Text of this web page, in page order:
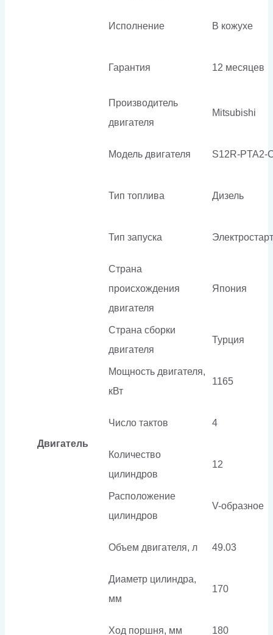
Исполнение В кожухе
Гарантия 12 месяцев
Двигатель
Производитель
двигателя
Mitsubishi
Модель двигателя S12R-PTA2-
Тип топлива Дизель
Тип запуска
Страна
происхождения
двигателя
Япония
Страна сборки
двигателя
Турция
Мощность двигателя,
кВт
1165
Число тактов 4
Количество
цилиндров
12
Расположение
цилиндров
V-образное
Объем двигателя, л 49.03
Диаметр цилиндра,
мм
170
Ход поршня, мм 180